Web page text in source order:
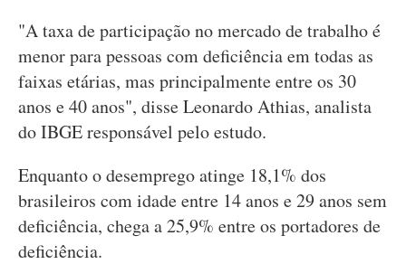
"A taxa de participação no mercado de trabalho é
menor para pessoas com deficiência em todas as
faixas etárias, mas principalmente entre os 30
anos e 40 anos", disse Leonardo Athias, analista
do IBGE responsável pelo estudo.
Enquanto o desemprego atinge 18,1% dos
brasileiros com idade entre 14 anos e 29 anos sem
deficiência, chega a 25,9% entre os portadores de
deficiência.